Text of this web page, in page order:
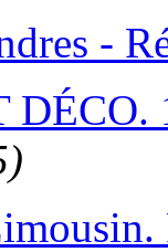
-